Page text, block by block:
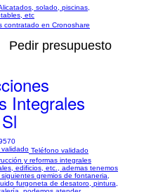
solado, piscinas,
etc
contratado en Cronoshare
Pedir presupuesto
Integrales
Teléfono validado
y reformas integrales
edificios, etc., ademas tenemos
gremios de fontaneria,
furgoneta de desatoro, pintura,